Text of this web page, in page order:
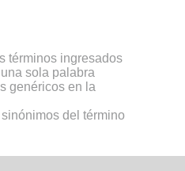
términos ingresados
sola palabra
genéricos en la
sinónimos del término